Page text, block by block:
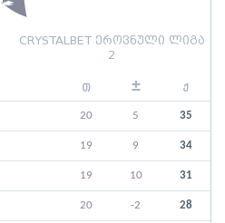
CRYSTALBET ეროვნული ლიგა
2
თ ± ქ
20 5 35
19 9 34
19 10 31
20 -2 28